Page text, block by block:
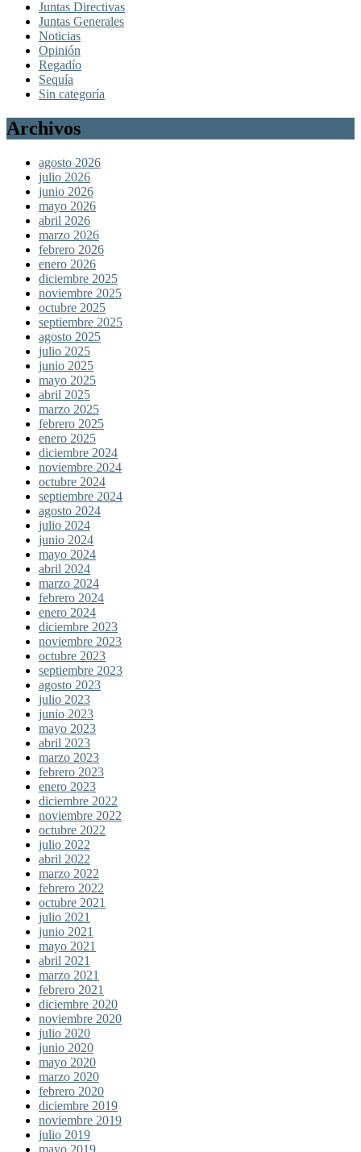
Juntas Directivas
Juntas Generales
Noticias
Opinión
Regadío
Sequía
Sin categoría
Archivos
agosto 2026
julio 2026
junio 2026
mayo 2026
abril 2026
marzo 2026
febrero 2026
enero 2026
diciembre 2025
noviembre 2025
octubre 2025
septiembre 2025
agosto 2025
julio 2025
junio 2025
mayo 2025
abril 2025
marzo 2025
febrero 2025
enero 2025
diciembre 2024
noviembre 2024
octubre 2024
septiembre 2024
agosto 2024
julio 2024
junio 2024
mayo 2024
abril 2024
marzo 2024
febrero 2024
enero 2024
diciembre 2023
noviembre 2023
octubre 2023
septiembre 2023
agosto 2023
julio 2023
junio 2023
mayo 2023
abril 2023
marzo 2023
febrero 2023
enero 2023
diciembre 2022
noviembre 2022
octubre 2022
julio 2022
abril 2022
marzo 2022
febrero 2022
octubre 2021
julio 2021
junio 2021
mayo 2021
abril 2021
marzo 2021
febrero 2021
diciembre 2020
noviembre 2020
julio 2020
junio 2020
mayo 2020
marzo 2020
febrero 2020
diciembre 2019
noviembre 2019
julio 2019
mayo 2019